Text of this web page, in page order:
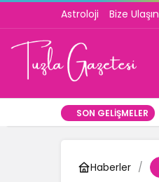
Astroloji Bize Ulaşın
SON GELIŞMELER
Haberler